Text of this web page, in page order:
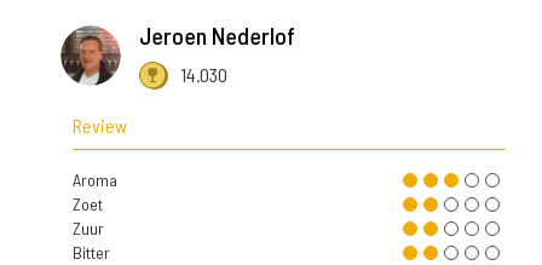
Jeroen Nederlof
14.030
Review
Aroma
Zoet
Zuur
Bitter